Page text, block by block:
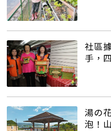
社區
手，
湯の
泡！